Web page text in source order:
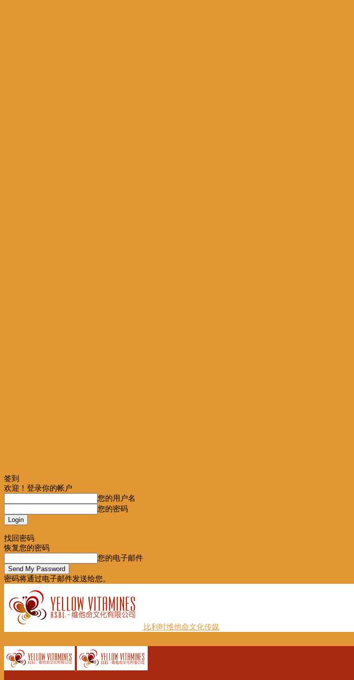
签到
欢迎！登录你的帐户
您的用户名
您的密码
找回密码
恢复您的密码
您的电子邮件
密码将通过电子邮件发送给您。
比利时维他命文化传媒